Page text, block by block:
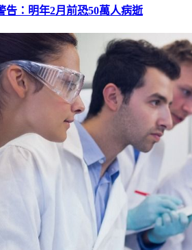
：明年2月前恐50萬人病逝